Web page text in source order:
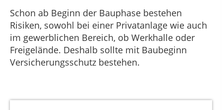
Schon ab Beginn der Bauphase bestehen
Risiken, sowohl bei einer Privatanlage wie auch
im gewerblichen Bereich, ob Werkhalle oder
Freigelände. Deshalb sollte mit Baubeginn
Versicherungsschutz bestehen.